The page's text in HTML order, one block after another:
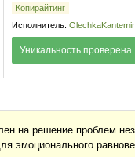
Копирайтинг
Исполнитель:
Уникальность проверена
на решение проблем
эмоционального